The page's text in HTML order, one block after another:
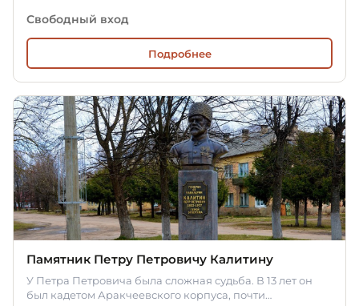
Свободный вход
Подробнее
Памятник Петру Петровичу Калитину
У Петра Петровича была сложная судьба. В 13 лет он
был кадетом Аракчеевского корпуса, почти